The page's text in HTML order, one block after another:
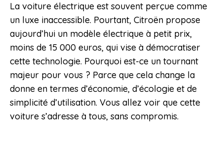
La voiture électrique est souvent perçue comme
un luxe inaccessible. Pourtant, Citroën propose
aujourd’hui un modèle électrique à petit prix,
moins de 15 000 euros, qui vise à démocratiser
cette technologie. Pourquoi est-ce un tournant
majeur pour vous ? Parce que cela change la
donne en termes d’économie, d’écologie et de
simplicité d’utilisation. Vous allez voir que cette
voiture s’adresse à tous, sans compromis.